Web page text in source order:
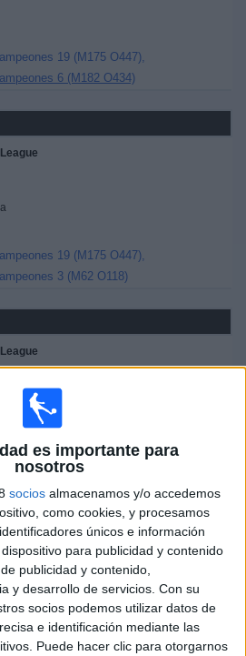
es importante para
nosotros
socios almacenamos y/o accedemos
como cookies, y procesamos
únicos e información
para publicidad y contenido
publicidad y contenido,
y desarrollo de servicios. Con su
socios podemos utilizar datos de
e identificación mediante las
Puede hacer clic para otorgarnos
19 (M175 O447)
6 (M182 O434)
19 (M175 O447)
3 (M62 O118)
19 (M175 O447)
3 (M62 O118)
19 (M175 O447)
3 (M62 O118)